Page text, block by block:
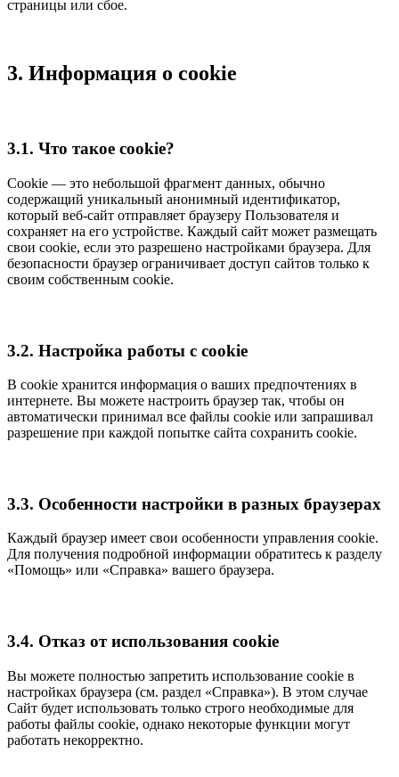
страницы или сбое.
3. Информация о cookie
3.1. Что такое cookie?
Cookie — это небольшой фрагмент данных, обычно
содержащий уникальный анонимный идентификатор,
который веб-сайт отправляет браузеру Пользователя и
сохраняет на его устройстве. Каждый сайт может размещать
свои cookie, если это разрешено настройками браузера. Для
безопасности браузер ограничивает доступ сайтов только к
своим собственным cookie.
3.2. Настройка работы с cookie
В cookie хранится информация о ваших предпочтениях в
интернете. Вы можете настроить браузер так, чтобы он
автоматически принимал все файлы cookie или запрашивал
разрешение при каждой попытке сайта сохранить cookie.
3.3. Особенности настройки в разных браузерах
Каждый браузер имеет свои особенности управления cookie.
Для получения подробной информации обратитесь к разделу
«Помощь» или «Справка» вашего браузера.
3.4. Отказ от использования cookie
Вы можете полностью запретить использование cookie в
настройках браузера (см. раздел «Справка»). В этом случае
Сайт будет использовать только строго необходимые для
работы файлы cookie, однако некоторые функции могут
работать некорректно.